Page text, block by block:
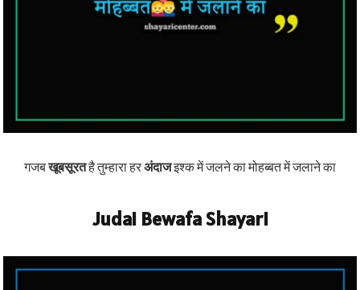
गजबखूबसूरतहै तुम्हारा हरअंदाजइश्क में जलने का मोहब्बत में जलाने का
Judai Bewafa Shayari